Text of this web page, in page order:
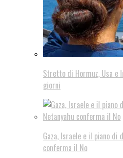
Stretto di Hormuz, Usa e
giorni
Gaza, Israele e il piano di
conferma il No